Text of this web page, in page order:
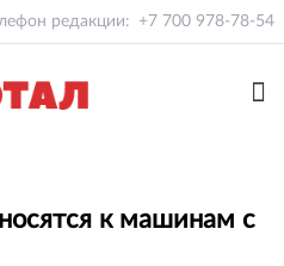
редакции: +7 700 978-78-54
к машинам с